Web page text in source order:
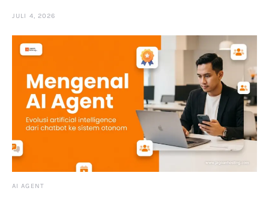
JULI 4, 2026
AI AGENT